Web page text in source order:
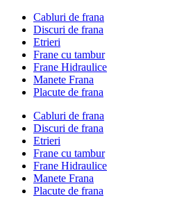
Cabluri de frana
Discuri de frana
Etrieri
Frane cu tambur
Frane Hidraulice
Manete Frana
Placute de frana
Cabluri de frana
Discuri de frana
Etrieri
Frane cu tambur
Frane Hidraulice
Manete Frana
Placute de frana